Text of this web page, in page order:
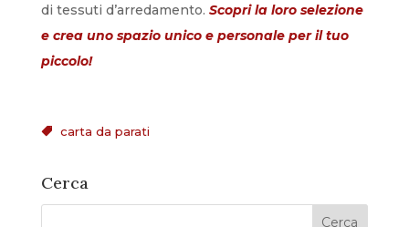
di tessuti d’arredamento. Scopri la loro selezione
e crea uno spazio unico e personale per il tuo
piccolo!
 carta da parati
Cerca